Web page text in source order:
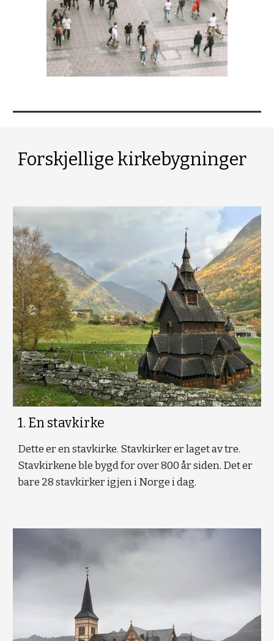
Forskjellige kirkebygninger
1. En stavkirke
Dette er en stavkirke. Stavkirker er laget av tre.
Stavkirkene ble bygd for over 800 år siden. Det er
bare 28 stavkirker igjen i Norge i dag.